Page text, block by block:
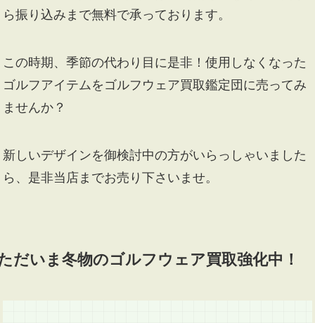
ら振り込みまで無料で承っております。
この時期、季節の代わり目に是非！使用しなくなった
ゴルフアイテムをゴルフウェア買取鑑定団に売ってみ
ませんか？
新しいデザインを御検討中の方がいらっしゃいました
ら、是非当店までお売り下さいませ。
だいま冬物のゴルフウェア買取強化中！